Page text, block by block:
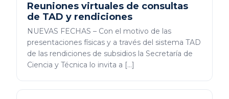
Reuniones virtuales de consultas
de TAD y rendiciones
NUEVAS FECHAS – Con el motivo de las
presentaciones físicas y a través del sistema TAD
de las rendiciones de subsidios la Secretaría de
Ciencia y Técnica lo invita a […]